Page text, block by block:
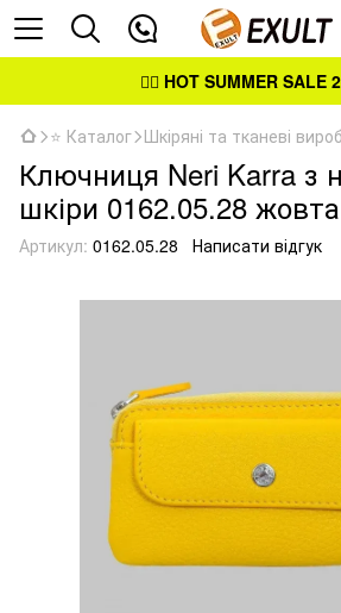
👉🏻 HOT SUMMER SALE
⭐ Каталог Шкіряні та тканеві
Ключниця Neri Karra з
шкіри 0162.05.28
Артикул: 0162.05.28 Написати відгук